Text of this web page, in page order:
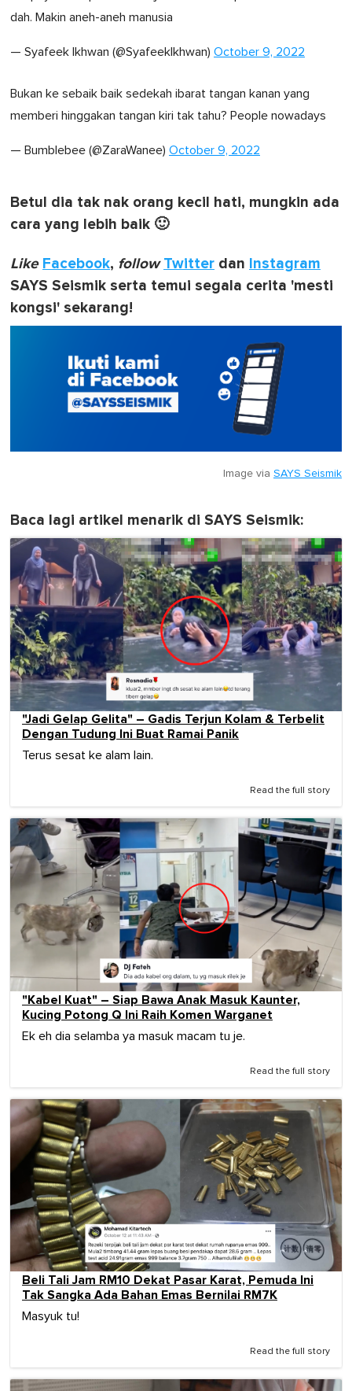
dah. Makin aneh-aneh manusia
— Syafeek Ikhwan (@SyafeekIkhwan) October 9, 2022
Bukan ke sebaik baik sedekah ibarat tangan kanan yang
memberi hinggakan tangan kiri tak tahu? People nowadays
— Bumblebee (@ZaraWanee) October 9, 2022
Betul dia tak nak orang kecil hati, mungkin ada
cara yang lebih baik 🙂
Like Facebook, follow Twitter dan Instagram
SAYS Seismik serta temui segala cerita 'mesti
kongsi' sekarang!
Image via SAYS Seismik
Baca lagi artikel menarik di SAYS Seismik:
"Jadi Gelap Gelita" – Gadis Terjun Kolam & Terbelit
Dengan Tudung Ini Buat Ramai Panik
Terus sesat ke alam lain.
Read the full story
"Kabel Kuat" – Siap Bawa Anak Masuk Kaunter,
Kucing Potong Q Ini Raih Komen Warganet
Ek eh dia selamba ya masuk macam tu je.
Read the full story
Beli Tali Jam RM10 Dekat Pasar Karat, Pemuda Ini
Tak Sangka Ada Bahan Emas Bernilai RM7K
Masyuk tu!
Read the full story